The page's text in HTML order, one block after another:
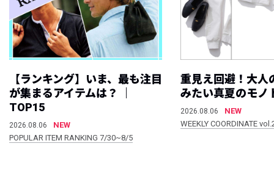
【ランキング】いま、最も注目
が集まるアイテムは？ ｜
TOP15
2026.08.06
NEW
POPULAR ITEM RANKING 7/30~8/5
重見え回避！大人
みたい真夏のモノ
2026.08.06
NEW
WEEKLY COORDINATE